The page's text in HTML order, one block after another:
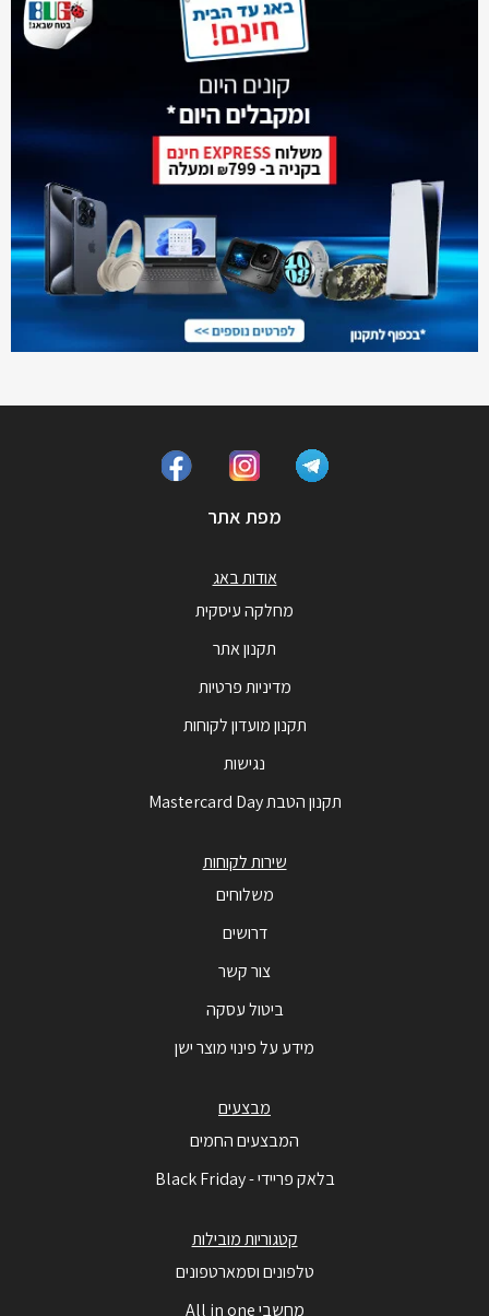
מפת אתר
אודות באג
מחלקה עיסקית
תקנון אתר
מדיניות פרטיות
תקנון מועדון לקוחות
נגישות
תקנון הטבת Mastercard Day
שירות לקוחות
משלוחים
דרושים
צור קשר
ביטול עסקה
מידע על פינוי מוצר ישן
מבצעים
המבצעים החמים
בלאק פריידי - Black Friday
קטגוריות מובילות
טלפונים וסמארטפונים
מחשבי All in one